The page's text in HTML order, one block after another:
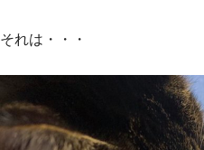
それは・・・